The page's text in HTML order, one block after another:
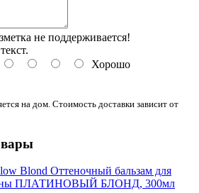
не поддерживается!
Хорошо
на дом. Стоимость доставки зависит от